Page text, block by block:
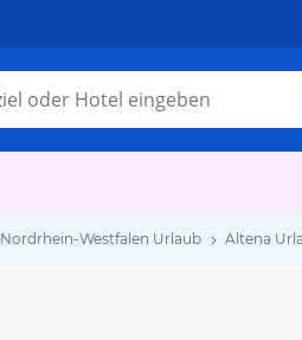
Nordrhein-Westfalen Urlaub Altena